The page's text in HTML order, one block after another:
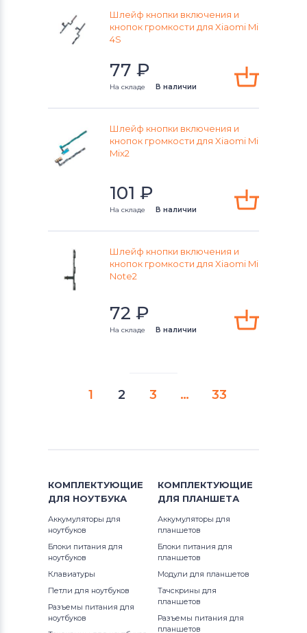
Шлейф кнопки включения и
кнопок громкости для Xiaomi Mi
4S
77 ₽
На складе В наличии
Шлейф кнопки включения и
кнопок громкости для Xiaomi Mi
Mix2
101 ₽
На складе В наличии
Шлейф кнопки включения и
кнопок громкости для Xiaomi Mi
Note2
72 ₽
На складе В наличии
1 2 3 … 33
КОМПЛЕКТУЮЩИЕ
ДЛЯ НОУТБУКА
Аккумуляторы для
ноутбуков
Блоки питания для
ноутбуков
Клавиатуры
Петли для ноутбуков
Разъемы питания для
ноутбуков
КОМПЛЕКТУЮЩИЕ
ДЛЯ ПЛАНШЕТА
Аккумуляторы для
планшетов
Блоки питания для
планшетов
Модули для планшетов
Тачскрины для
планшетов
Разъемы питания для
планшетов